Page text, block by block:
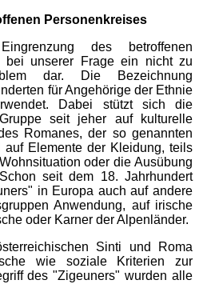
Personenkreises
des betroffenen
bei unserer Frage ein nicht zu
dar. Die Bezeichnung
für Angehörige der Ethnie
Dabei stützt sich die
seit jeher auf kulturelle
Romanes, der so genannten
auf Elemente der Kleidung, teils
oder die Ausübung
seit dem 18. Jahrhundert
in Europa auch auf andere
Anwendung, auf irische
oder Karner der Alpenländer.
Sinti und Roma
wie soziale Kriterien zur
des "Zigeuners" wurden alle